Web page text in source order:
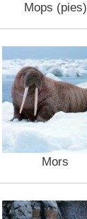
Mops (pies)
Mors